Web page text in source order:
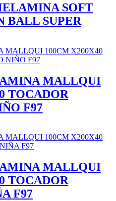
SOFT
BALL SUPER
MALLQUI
TOCADOR
F97
MALLQUI
TOCADOR
F97